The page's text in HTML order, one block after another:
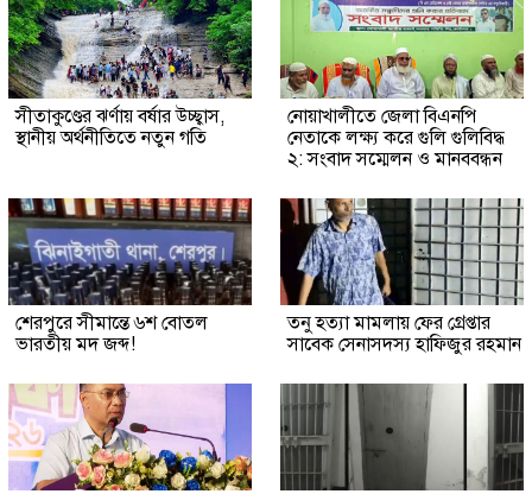
সীতাকুণ্ডের ঝর্ণায় বর্ষার উচ্ছ্বাস,
স্থানীয় অর্থনীতিতে নতুন গতি
নোয়াখালীতে জেলা বিএনপি
নেতাকে লক্ষ্য করে গুলি গুলিবিদ্ধ
২: সংবাদ সম্মেলন ও মানববন্ধন
শেরপুরে সীমান্তে ৬শ বোতল
ভারতীয় মদ জব্দ!
তনু হত্যা মামলায় ফের গ্রেপ্তার
সাবেক সেনাসদস্য হাফিজুর রহমান